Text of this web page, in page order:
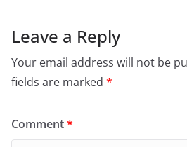
Leave a Reply
Your email address will not be
fields are marked *
Comment*